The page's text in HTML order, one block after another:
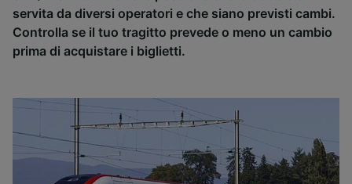
servita da diversi operatori e che siano previsti cambi.
Controlla se il tuo tragitto prevede o meno un cambio
prima di acquistare i biglietti.